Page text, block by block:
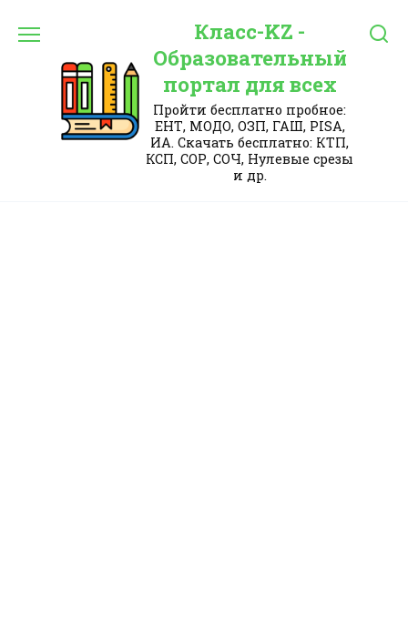
Класс-KZ -
Образовательный
портал для всех
Пройти бесплатно пробное:
ЕНТ, МОДО, ОЗП, ГАШ, PISA,
ИА. Скачать бесплатно: КТП,
КСП, СОР, СОЧ, Нулевые срезы
и др.